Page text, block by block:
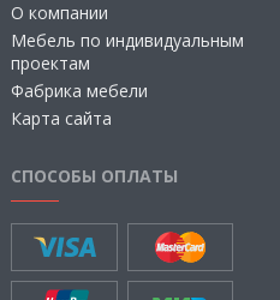
О компании
Мебель по индивидуальным
проектам
Фабрика мебели
Карта сайта
СПОСОБЫ ОПЛАТЫ